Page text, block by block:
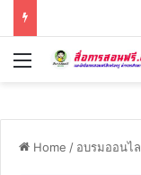
Menu
Home / อบรมออนไ